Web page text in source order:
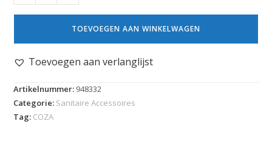
TOEVOEGEN AAN WINKELWAGEN
Toevoegen aan verlanglijst
Artikelnummer: 948332
Categorie: Sanitaire Accessoires
Tag: COZA